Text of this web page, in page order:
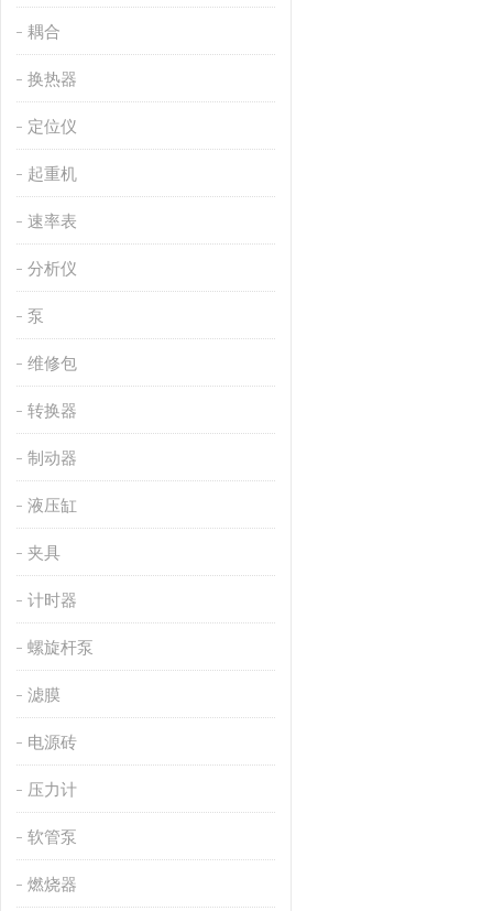
耦合
换热器
定位仪
起重机
速率表
分析仪
泵
维修包
转换器
制动器
液压缸
夹具
计时器
螺旋杆泵
滤膜
电源砖
压力计
软管泵
燃烧器